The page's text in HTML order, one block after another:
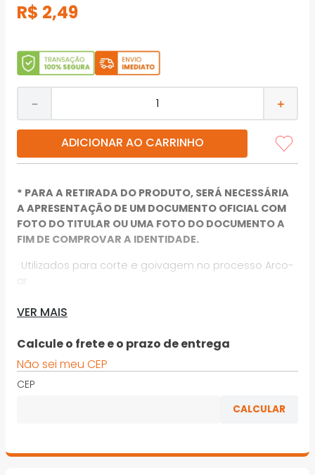
R$ 2,49
＋
－
ADICIONAR AO CARRINHO
* PARA A RETIRADA DO PRODUTO, SERÁ NECESSÁRIA
A APRESENTAÇÃO DE UM DOCUMENTO OFICIAL COM
FOTO DO TITULAR OU UMA FOTO DO DOCUMENTO A
FIM DE COMPROVAR A IDENTIDADE.
· Utilizados para corte e goivagem no processo Arco-
ar
· Largamente utilizados em fundições, caldeirarias,
estaleiros, minerações, siderúrgicas e outros
segmentos metal-mecânico
*Imagens meramente ilustrativas
VER MAIS
Calcule o frete e o prazo de entrega
Não sei meu CEP
CEP